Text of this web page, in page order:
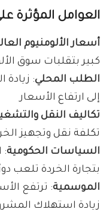
العوامل المؤثرة
أسعار الألومنيوم
كبير بتقلبات سوق
الطلب المحلي:
إلى ارتفاع الأسعار
تكاليف النقل
تكلفة نقل وتجهيز
السياسات الحكومية:
بتجارة الخردة تلعب
الموسمية: ترتفع
زيادة استهلاك